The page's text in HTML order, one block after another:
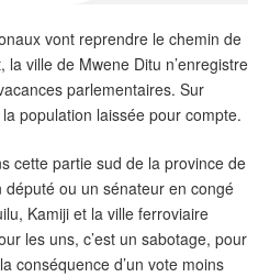
vont reprendre le chemin de
ville de Mwene Ditu n’enregistre
parlementaires. Sur
population laissée pour compte.
cette partie sud de la province de
ou un sénateur en congé
Kamiji et la ville ferroviaire
les uns, c’est un sabotage, pour
conséquence d’un vote moins